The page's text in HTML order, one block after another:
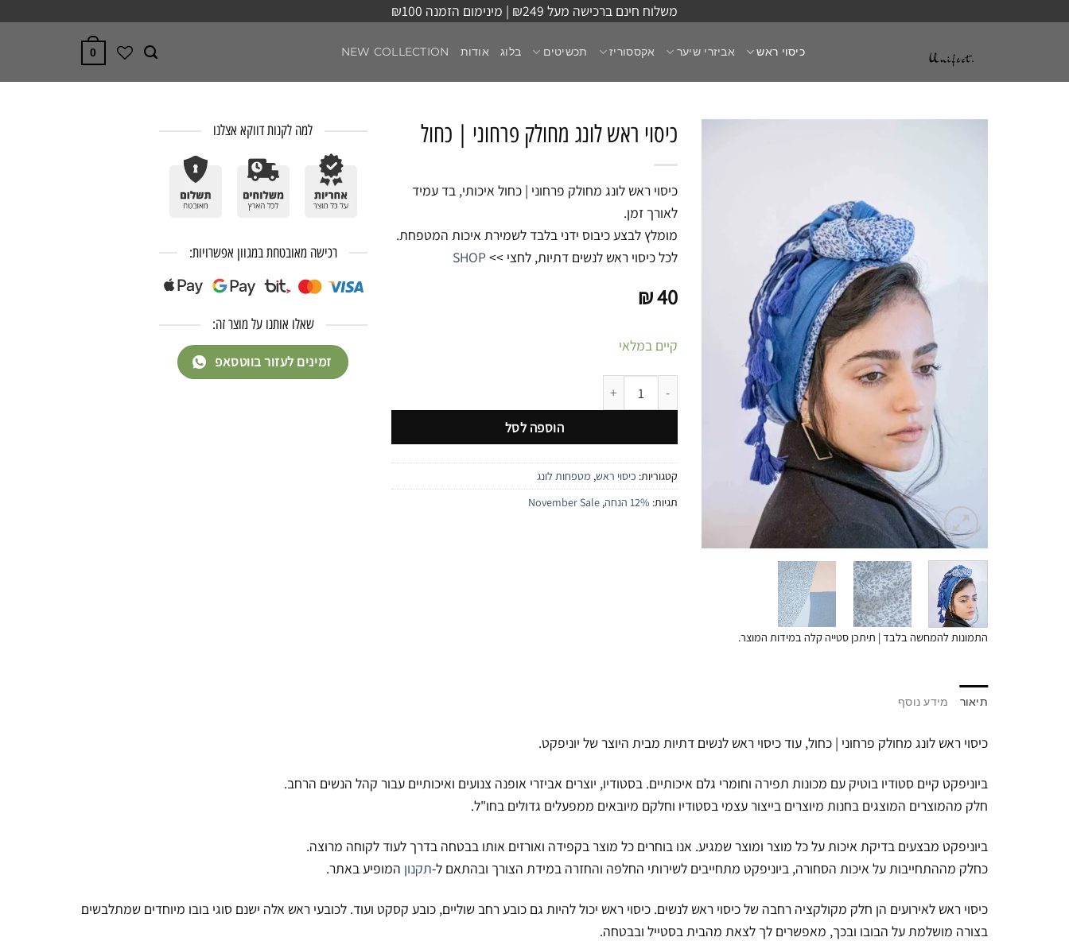
משלוח חינם ברכישה מעל ₪249 | מינימום הזמנה ₪100
כיסוי ראש אביזרי שיער אקססוריז תכשיטים בלוג אודות NEW COLLECTION
0
התמונות להמחשה בלבד | תיתכן סטייה קלה במידות המוצר.
כיסוי ראש לונג מחולק פרחוני | כחול
כיסוי ראש לונג מחולק פרחוני | כחול איכותי, בד עמיד
לאורך זמן.
מומלץ לבצע כיבוס ידני בלבד לשמירת איכות המטפחת.
לכל כיסוי ראש לנשים דתיות, לחצי >> SHOP
₪40
קיים במלאי
כמות של כיסוי ראש לונג מחולק פרחוני | כחול
הוספה לסל
קטגוריות: כיסוי ראש, מטפחות לונג
תגיות: 12% הנחה ,
November Sale
למה לקנות דווקא אצלנו
רכישה מאובטחת במגוון אפשרויות:
שאלו אותנו על מוצר זה:
זמינים לעזור בווטסאפ
תיאור מידע נוסף
כיסוי ראש לונג מחולק פרחוני | כחול, עוד כיסוי ראש לנשים דתיות מבית היוצר של יוניפקט.
ביוניפקט קיים סטודיו בוטיק עם מכונות תפירה וחומרי גלם איכותיים. בסטודיו, יוצרים אביזרי אופנה צנועים ואיכותיים עבור קהל הנשים הרחב.
חלק מהמוצרים המוצגים בחנות מיוצרים בייצור עצמי בסטודיו וחלקם מיובאים ממפעלים גדולים בחו"ל.
ביוניפקט מבצעים בדיקת איכות על כל מוצר ומוצר שמגיע. אנו בוחרים כל מוצר בקפידה ואורזים אותו בבטחה בדרך לעוד לקוחה מרוצה.
כחלק מההתחייבות על איכות הסחורה, ביוניפקט מתחייבים לשירותי החלפה והחזרה במידת הצורך ובהתאם ל-תקנון המופיע באתר.
כיסוי ראש לאירועים הן חלק מקולקציה רחבה של כיסוי ראש לנשים. כיסוי ראש יכול להיות גם כובע רחב שוליים, כובע קסקט ועוד. לכובעי ראש אלה ישנם סוגי בובו מיוחדים שמתלבשים
בצורה מושלמת על הבובו ובכך, מאפשרים לך לצאת מהבית בסטייל ובבטחה.